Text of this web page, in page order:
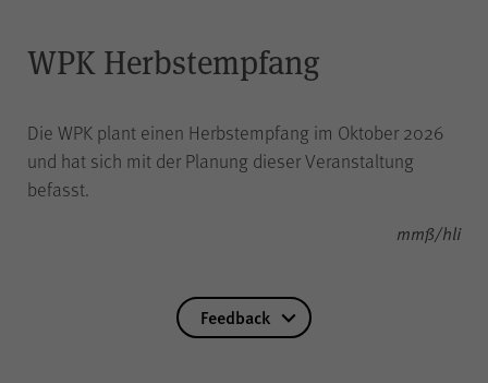
WPK Herbstempfang
Die WPK plant einen Herbstempfang im Oktober 2026
und hat sich mit der Planung dieser Veranstaltung
befasst.
mmß/hli
Feedback
Wunsch, nicht über Matomo
erfasst zu werden.
Name
Sitzungsende